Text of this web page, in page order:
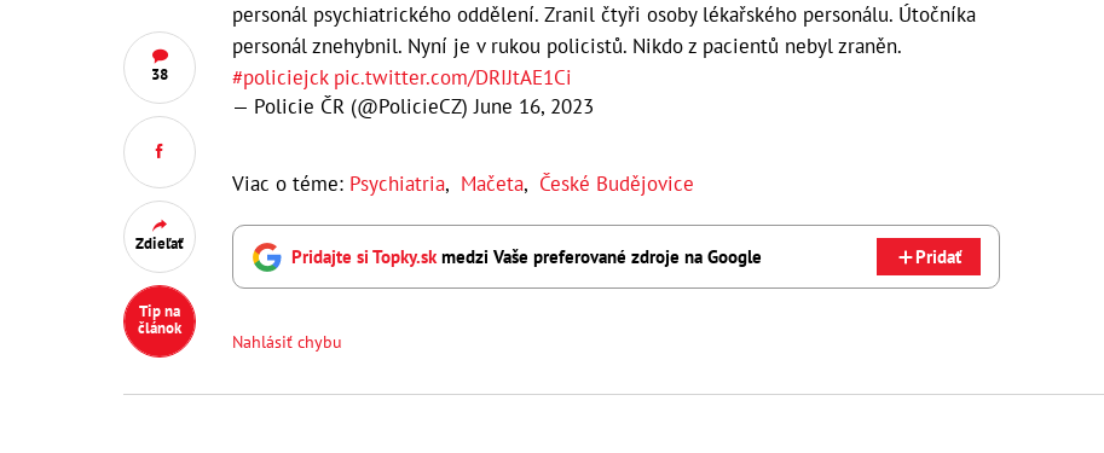
38
Zdieľať
Tip na
článok
personál psychiatrického oddělení. Zranil čtyři osoby lékařského personálu. Útočníka
personál znehybnil. Nyní je v rukou policistů. Nikdo z pacientů nebyl zraněn.
#policiejck pic.twitter.com/DRIJtAE1Ci
— Policie ČR (@PolicieCZ)June 16, 2023
Viac o téme: Psychiatria, Mačeta, České Budějovice
Pridajte si Topky.skmedzi Vaše preferované zdroje na Google Pridať
Nahlásiť chybu